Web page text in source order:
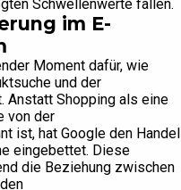
Schwellenwerte fallen.
im E-
Moment dafür, wie
und der
Anstatt Shopping als eine
von der
ist, hat Google den Handel
eingebettet. Diese
die Beziehung zwischen